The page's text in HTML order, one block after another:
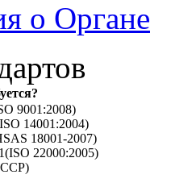
о Органе
9001:2008)
14001:2004)
18001-2007)
22000:2005)